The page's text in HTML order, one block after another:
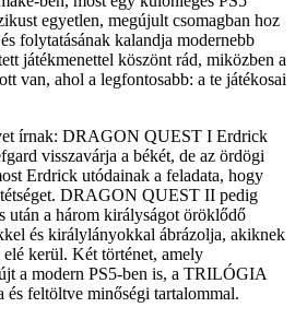
egyetlen, megújult csomagban hoz
folytatásának kalandja modernebb
játékmenettel köszönt rád, miközben a
van, ahol a legfontosabb: a te játékosai
írnak: DRAGON QUEST I Erdrick
visszavárja a békét, de az ördögi
Erdrick utódainak a feladata, hogy
DRAGON QUEST II pedig
után a három királyságot öröklődő
és királylányokkal ábrázolja, akiknek
elé kerül. Két történet, amely
a modern PS5-ben is, a TRILÓGIA
és feltöltve minőségi tartalommal.